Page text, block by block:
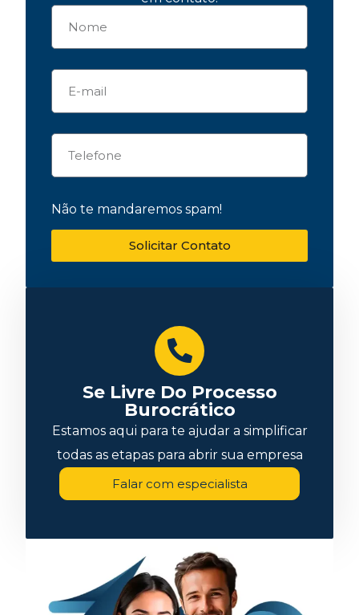
Não te mandaremos spam!
Solicitar Contato
Se Livre Do Processo
Burocrático
Estamos aqui para te ajudar a simplificar
todas as etapas para abrir sua empresa
Falar com especialista